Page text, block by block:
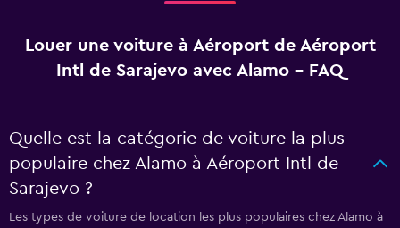
Louer une voiture à Aéroport de Aéroport
Intl de Sarajevo avec Alamo - FAQ
Quelle est la catégorie de voiture la plus
populaire chez Alamo à Aéroport Intl de
Sarajevo ?
Les types de voiture de location les plus populaires chez Alamo à